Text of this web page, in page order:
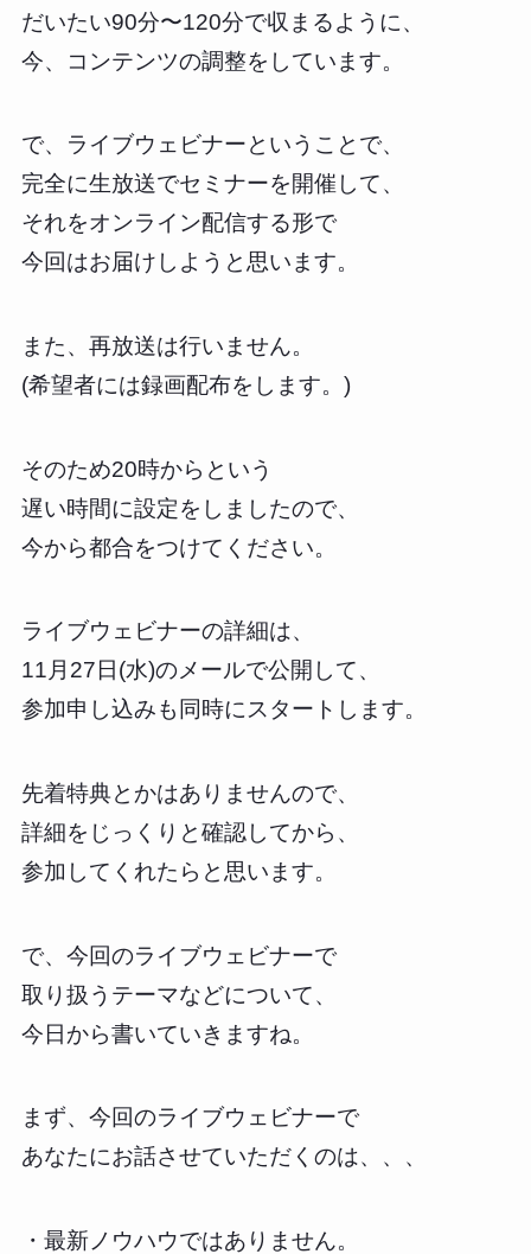
だいたい90分〜120分で収まるように、
今、コンテンツの調整をしています。
で、ライブウェビナーということで、
完全に生放送でセミナーを開催して、
それをオンライン配信する形で
今回はお届けしようと思います。
また、再放送は行いません。
(希望者には録画配布をします。)
そのため20時からという
遅い時間に設定をしましたので、
今から都合をつけてください。
ライブウェビナーの詳細は、
11月27日(水)のメールで公開して、
参加申し込みも同時にスタートします。
先着特典とかはありませんので、
詳細をじっくりと確認してから、
参加してくれたらと思います。
で、今回のライブウェビナーで
取り扱うテーマなどについて、
今日から書いていきますね。
まず、今回のライブウェビナーで
あなたにお話させていただくのは、、、
・最新ノウハウではありません。